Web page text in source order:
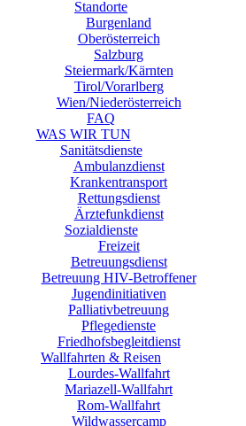
Standorte
Burgenland
Oberösterreich
Salzburg
Steiermark/Kärnten
Tirol/Vorarlberg
Wien/Niederösterreich
FAQ
WAS WIR TUN
Sanitätsdienste
Ambulanzdienst
Krankentransport
Rettungsdienst
Ärztefunkdienst
Sozialdienste
Freizeit
Betreuungsdienst
Betreuung HIV-Betroffener
Jugendinitiativen
Palliativbetreuung
Pflegedienste
Friedhofsbegleitdienst
Wallfahrten & Reisen
Lourdes-Wallfahrt
Mariazell-Wallfahrt
Rom-Wallfahrt
Wildwassercamp